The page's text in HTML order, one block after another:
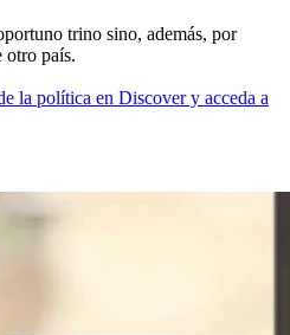
trino sino, además, por
otro país.
la política en Discover y acceda a